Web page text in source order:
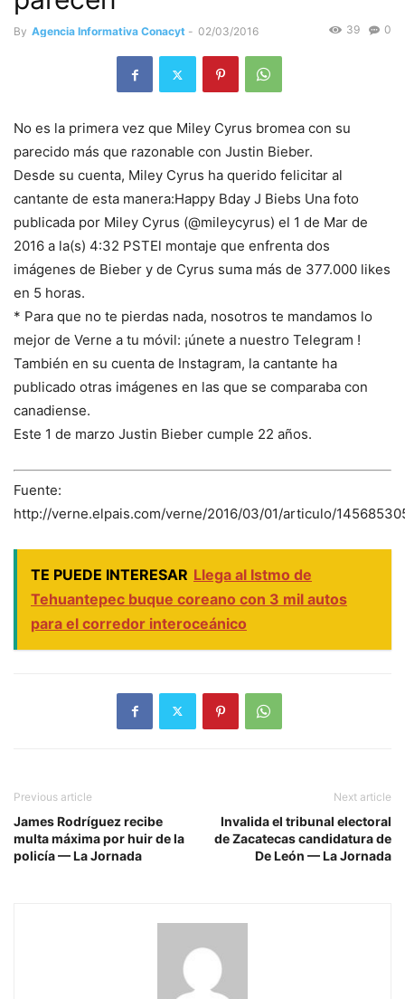
By Agencia Informativa Conacyt - 02/03/2016 0
39
No es la primera vez que Miley Cyrus bromea con su
parecido más que razonable con Justin Bieber.
Desde su cuenta, Miley Cyrus ha querido felicitar al
cantante de esta manera:Happy Bday J Biebs Una foto
publicada por Miley Cyrus (@mileycyrus) el 1 de Mar de
2016 a la(s) 4:32 PSTEl montaje que enfrenta dos
imágenes de Bieber y de Cyrus suma más de 377.000 likes
en 5 horas.
* Para que no te pierdas nada, nosotros te mandamos lo
mejor de Verne a tu móvil: ¡únete a nuestro Telegram !
También en su cuenta de Instagram, la cantante ha
publicado otras imágenes en las que se comparaba con
canadiense.
Este 1 de marzo Justin Bieber cumple 22 años.
Fuente:
http://verne.elpais.com/verne/2016/03/01/articulo/
TE PUEDE INTERESAR Llega al Istmo de
Tehuantepec buque coreano con 3 mil autos
para el corredor interoceánico
Previous article
James Rodríguez recibe
multa máxima por huir de la
policía — La Jornada
Next article
Invalida el tribunal electoral
de Zacatecas candidatura de
De León — La Jornada